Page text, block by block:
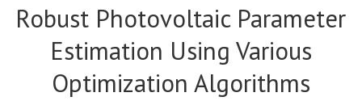
Robust Photovoltaic Parameter
Estimation Using Various
Optimization Algorithms